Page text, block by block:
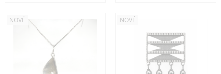
NOVÉ NOVÉ